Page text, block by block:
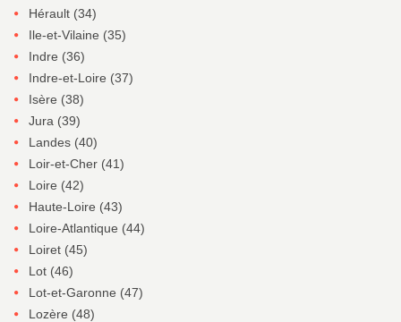
Hérault (34)
Ile-et-Vilaine (35)
Indre (36)
Indre-et-Loire (37)
Isère (38)
Jura (39)
Landes (40)
Loir-et-Cher (41)
Loire (42)
Haute-Loire (43)
Loire-Atlantique (44)
Loiret (45)
Lot (46)
Lot-et-Garonne (47)
Lozère (48)